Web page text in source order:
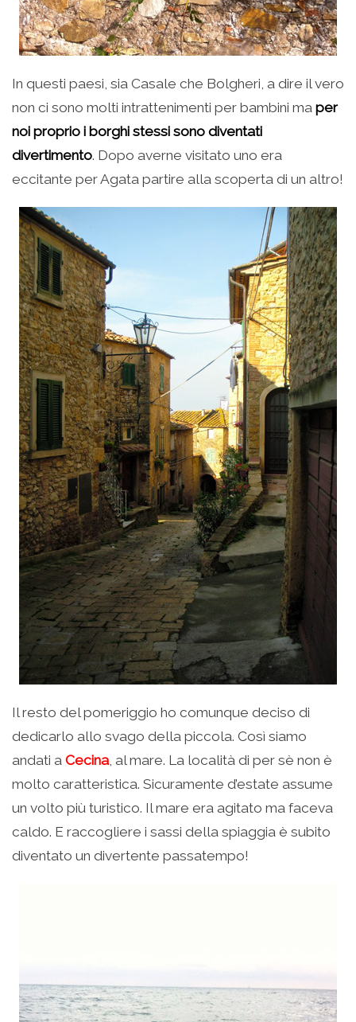
In questi paesi, sia Casale che Bolgheri, a dire il vero
non ci sono molti intrattenimenti per bambini ma per
noi proprio i borghi stessi sono diventati
divertimento. Dopo averne visitato uno era
eccitante per Agata partire alla scoperta di un altro!
Il resto del pomeriggio ho comunque deciso di
dedicarlo allo svago della piccola. Così siamo
andati a Cecina, al mare. La località di per sè non è
molto caratteristica. Sicuramente d’estate assume
un volto più turistico. Il mare era agitato ma faceva
caldo. E raccogliere i sassi della spiaggia è subito
diventato un divertente passatempo!